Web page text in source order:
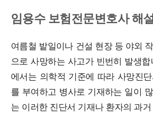
임용수 보험전문변호사 해설
여름철 밭일이나 건설 현장 등 야외
으로 사망하는 사고가 빈번히 발생
에서는 의학적 기준에 따라 사망진
를 부여하고 병사로 기재하는 일이
는 이러한 진단서 기재나 환자의 과